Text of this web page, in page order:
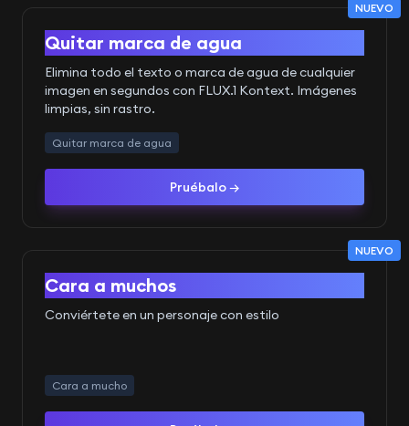
NUEVO
Antes Después
Quitar marca de agua
Elimina todo el texto o marca de agua de cualquier
imagen en segundos con FLUX.1 Kontext. Imágenes
limpias, sin rastro.
Quitar marca de agua
Pruébalo →
NUEVO
Antes Después
Cara a muchos
Conviértete en un personaje con estilo
Cara a mucho